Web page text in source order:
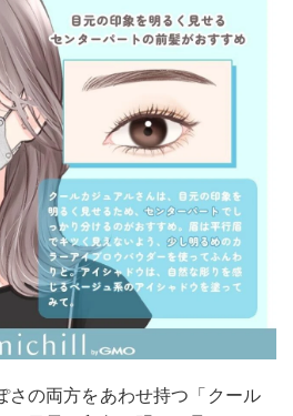
さの両方をあわせ持つ「クール